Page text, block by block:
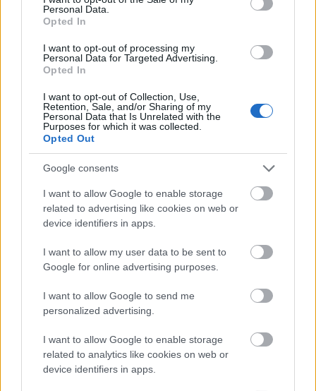
Personal Data.
Opted In
I want to opt-out of processing my
Personal Data for Targeted Advertising.
Opted In
I want to opt-out of Collection, Use,
Retention, Sale, and/or Sharing of my
Personal Data that Is Unrelated with the
Purposes for which it was collected.
Opted Out
Google consents
I want to allow Google to enable storage
related to advertising like cookies on web or
device identifiers in apps.
I want to allow my user data to be sent to
Google for online advertising purposes.
I want to allow Google to send me
personalized advertising.
I want to allow Google to enable storage
related to analytics like cookies on web or
device identifiers in apps.
glamour.hu cikkeit
CHRISTINA HENDRICKS PEROXID SZŐKE
VÖRÖS HAJ SZÍNÉSZNŐ TERMÉSZETES VÖRÖS
Kövesd a Glamour cikkeit a Google hírekben